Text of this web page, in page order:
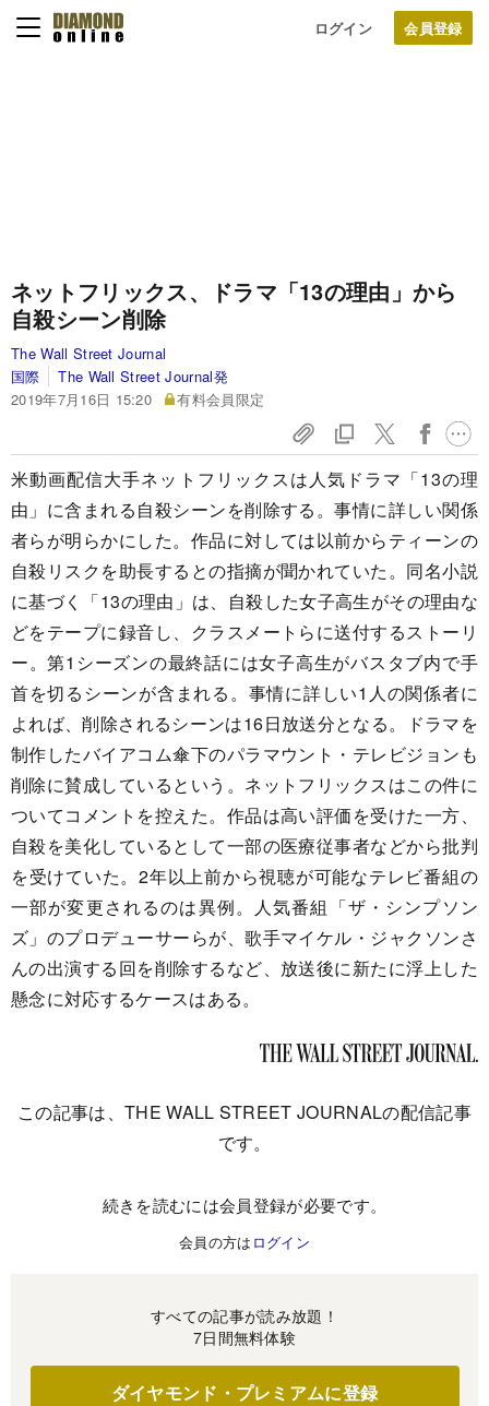
ログイン
ネットフリックス、ドラマ「13の理由」から
自殺シーン削除
The Wall Street Journal
国際
The Wall Street Journal発
2019年7月16日 15:20
有料会員限定
米動画配信大手ネットフリックスは人気ドラマ「13の理
由」に含まれる自殺シーンを削除する。事情に詳しい関係
者らが明らかにした。作品に対しては以前からティーンの
自殺リスクを助長するとの指摘が聞かれていた。同名小説
に基づく「13の理由」は、自殺した女子高生がその理由な
どをテープに録音し、クラスメートらに送付するストーリ
ー。第1シーズンの最終話には女子高生がバスタブ内で手
首を切るシーンが含まれる。事情に詳しい1人の関係者に
よれば、削除されるシーンは16日放送分となる。ドラマを
制作したバイアコム傘下のパラマウント・テレビジョンも
削除に賛成しているという。ネットフリックスはこの件に
ついてコメントを控えた。作品は高い評価を受けた一方、
自殺を美化しているとして一部の医療従事者などから批判
を受けていた。2年以上前から視聴が可能なテレビ番組の
一部が変更されるのは異例。人気番組「ザ・シンプソン
ズ」のプロデューサーらが、歌手マイケル・ジャクソンさ
んの出演する回を削除するなど、放送後に新たに浮上した
懸念に対応するケースはある。
この記事は、THE WALL STREET JOURNALの配信記事
です。
続きを読むには会員登録が必要です。
会員の方は ログイン
すべての記事が読み放題！
7日間無料体験
ダイヤモンド・プレミアムに登録